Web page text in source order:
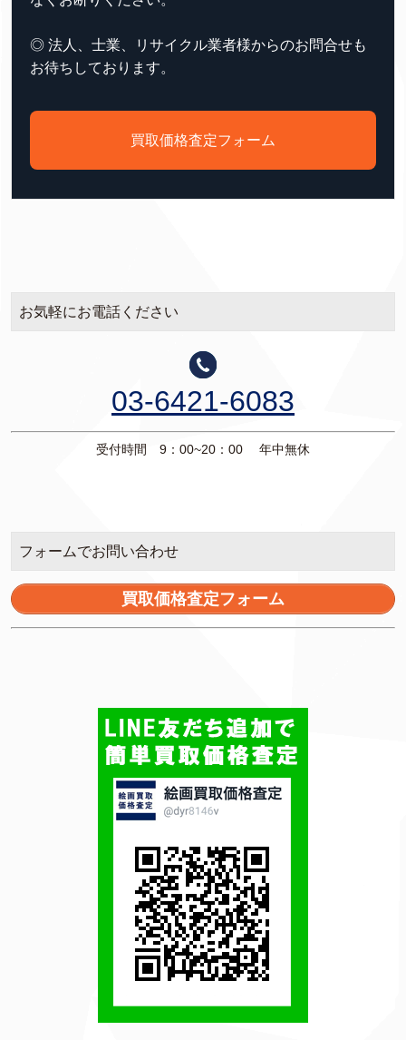
◎ 法人、士業、リサイクル業者様からのお問合せも
お待ちしております。
買取価格査定フォーム
お気軽にお電話ください
03-6421-6083
受付時間 9：00~20：00 年中無休
フォームでお問い合わせ
買取価格査定フォーム